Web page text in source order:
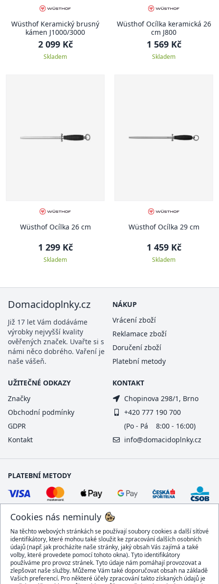
Wüsthof Keramický brusný
kámen J1000/3000
2 099 Kč
Skladem
Wüsthof Ocílka keramická 26
cm J800
1 569 Kč
Skladem
Wüsthof Ocílka 26 cm
1 299 Kč
Skladem
Wüsthof Ocílka 29 cm
1 459 Kč
Skladem
Cookies nás neminuly
Na těchto webových stránkách se používají soubory cookies a další síťové
identifikátory, které mohou také sloužit ke zpracování dalších osobních
údajů (např. jak procházíte naše stránky, jaký obsah Vás zajímá a také
volby, které provedete pomocí tohoto okna). Tyto identifikátory
používáme pro provoz stránek. Tyto údaje nám pomáhají provozovat a
zlepšovat naše služby. Můžeme Vám také doporučovat obsah na základě
Vašich preferencí. Pro některé účely zpracování takto získaných údajů je
Domacidoplnky.cz
Již 17 let Vám dodáváme
výrobky nejvyšší kvality
ověřených značek. Uvařte si s
námi něco dobrého. Vaření je
naše vášeň.
NÁKUP
Vrácení zboží
Reklamace zboží
Doručení zboží
Platební metody
UŽITEČNÉ ODKAZY
Značky
Obchodní podmínky
GDPR
Kontakt
KONTAKT
Chopinova 298/1, Brno
+420 777 190 700
(Po - Pá 8:00 - 16:00)
info@domacidoplnky.cz
PLATEBNÍ METODY
DOPRAVCI